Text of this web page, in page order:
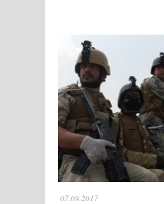
07.09.2017